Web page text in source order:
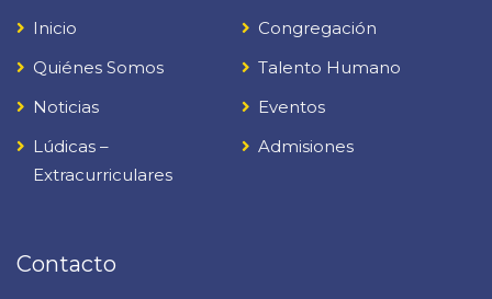
Inicio
Congregación
Quiénes Somos
Talento Humano
Noticias
Eventos
Lúdicas –
Extracurriculares
Admisiones
Contacto